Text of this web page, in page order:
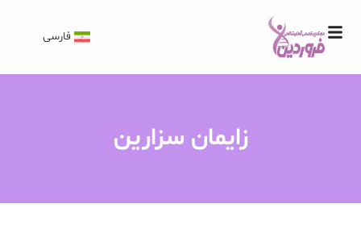
فارسی
زایمان سزارین